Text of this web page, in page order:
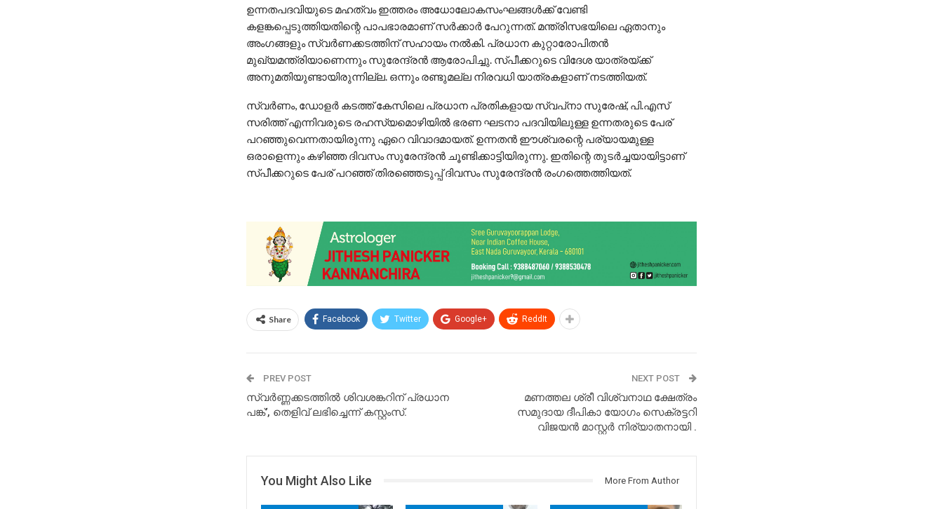
ഉന്നതപദവിയുടെ മഹത്വം ഇത്തരം അധോലോകസംഘങ്ങള്‍ക്ക് വേണ്ടി
കളങ്കപ്പെടുത്തിയതിന്റെ പാപഭാരമാണ് സര്‍ക്കാര്‍ പേറുന്നത്. മന്ത്രിസഭയിലെ ഏതാനും
അംഗങ്ങളും സ്വര്‍ണക്കടത്തിന് സഹായം നല്‍കി. പ്രധാന കുറ്റാരോപിതന്‍
മുഖ്യമന്ത്രിയാണെന്നും സുരേന്ദ്രന്‍ ആരോപിച്ചു. സ്പീക്കറുടെ വിദേശ യാത്രയ്ക്ക്
അനുമതിയുണ്ടായിരുന്നില്ല. ഒന്നും രണ്ടുമല്ല നിരവധി യാത്രകളാണ് നടത്തിയത്‌.
സ്വര്‍ണം, ഡോളര്‍ കടത്ത് കേസിലെ പ്രധാന പ്രതികളായ സ്വപ്‌നാ സുരേഷ്, പി.എസ്
സരിത്ത് എന്നിവരുടെ രഹസ്യമൊഴിയില്‍ ഭരണ ഘടനാ പദവിയിലുള്ള ഉന്നതരുടെ പേര്
പറഞ്ഞുവെന്നതായിരുന്നു ഏറെ വിവാദമായത്. ഉന്നതന്‍ ഈശ്വരന്റെ പര്യായമുള്ള
ഒരാളെന്നും കഴിഞ്ഞ ദിവസം സുരേന്ദ്രന്‍ ചൂണ്ടിക്കാട്ടിയിരുന്നു. ഇതിന്റെ തുടര്‍ച്ചയായിട്ടാണ്
സ്പീക്കറുടെ പേര് പറഞ്ഞ് തിരഞ്ഞെടുപ്പ് ദിവസം സുരേന്ദ്രന്‍ രംഗത്തെത്തിയത്.
Share Facebook Twitter Google+ ReddIt
PREV POST
സ്വർണ്ണക്കടത്തിൽ ശിവശങ്കറിന് പ്രധാന
പങ്ക്’, തെളിവ് ലഭിച്ചെന്ന് കസ്റ്റംസ്.
NEXT POST
മണത്തല ശ്രീ വിശ്വനാഥ ക്ഷേത്രം
സമുദായ ദീപികാ യോഗം സെക്രട്ടറി
വിജയൻ മാസ്റ്റർ നിര്യാതനായി .
You Might Also Like More From Author